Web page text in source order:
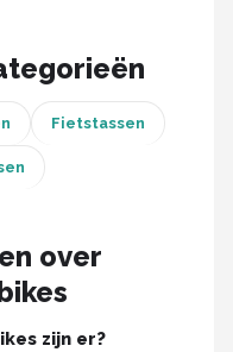
Fietstassen
over
zijn er?